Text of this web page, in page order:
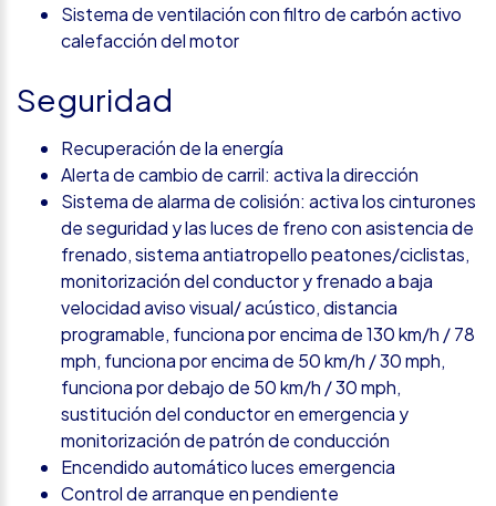
Sistema de ventilación con filtro de carbón activo
calefacción del motor
Seguridad
Recuperación de la energía
Alerta de cambio de carril: activa la dirección
Sistema de alarma de colisión: activa los cinturones
de seguridad y las luces de freno con asistencia de
frenado, sistema antiatropello peatones/ciclistas,
monitorización del conductor y frenado a baja
velocidad aviso visual/ acústico, distancia
programable, funciona por encima de 130 km/h / 78
mph, funciona por encima de 50 km/h / 30 mph,
funciona por debajo de 50 km/h / 30 mph,
sustitución del conductor en emergencia y
monitorización de patrón de conducción
Encendido automático luces emergencia
Control de arranque en pendiente